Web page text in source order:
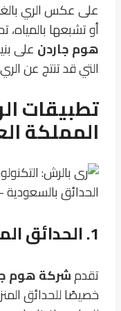
على عكس الري
أو تشبعها
هوم جاردن على
التي قد تنتج عن
تطبيقات
المملكة
1. الحدائق المنزلية
تقدمشركة هوم
خصيصًا للحدائق